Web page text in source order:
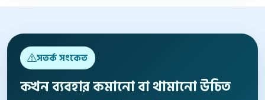
সতর্ক সংকেত
কখন ব্যবহার কমানো বা থামানো উচিত